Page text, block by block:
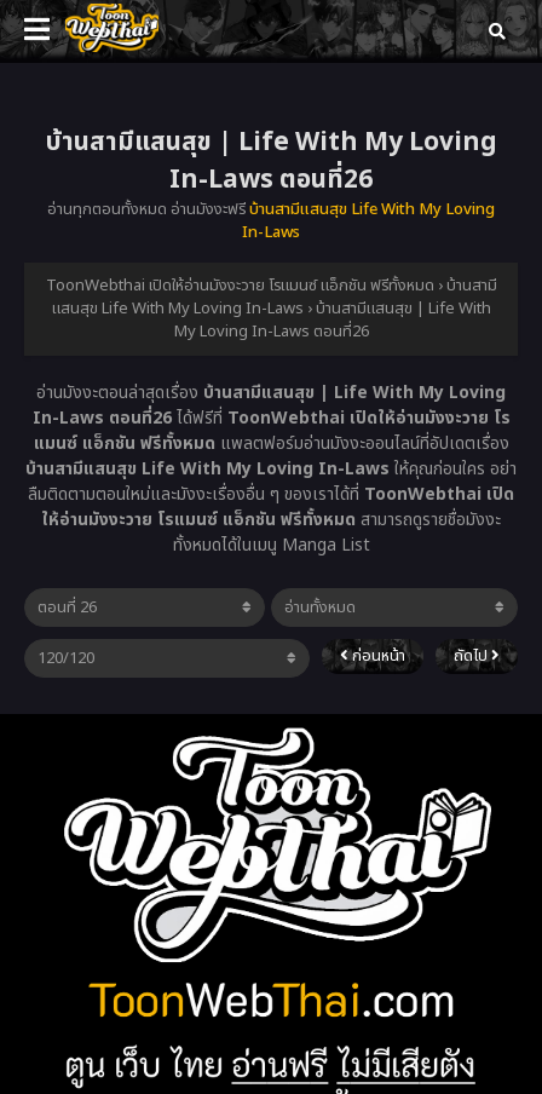
บ้านสามีแสนสุข | Life With My Loving
In-Laws ตอนที่26
อ่านทุกตอนทั้งหมด อ่านมังงะฟรีบ้านสามีแสนสุข Life With My Loving
In-Laws
ToonWebthai เปิดให้อ่านมังงะวาย โรแมนซ์ แอ็กชัน ฟรีทั้งหมด › บ้านสามี
แสนสุข Life With My Loving In-Laws › บ้านสามีแสนสุข | Life With
My Loving In-Laws ตอนที่26
อ่านมังงะตอนล่าสุดเรื่อง บ้านสามีแสนสุข | Life With My Loving
In-Laws ตอนที่26ได้ฟรีที่ ToonWebthai เปิดให้อ่านมังงะวาย โร
แมนซ์ แอ็กชัน ฟรีทั้งหมด แพลตฟอร์มอ่านมังงะออนไลน์ที่อัปเดตเรื่อง
บ้านสามีแสนสุข Life With My Loving In-Laws ให้คุณก่อนใคร อย่า
ลืมติดตามตอนใหม่และมังงะเรื่องอื่น ๆ ของเราได้ที่ ToonWebthai เปิด
ให้อ่านมังงะวาย โรแมนซ์ แอ็กชัน ฟรีทั้งหมด สามารถดูรายชื่อมังงะ
ทั้งหมดได้ในเมนู Manga List
ก่อนหน้า ถัดไป